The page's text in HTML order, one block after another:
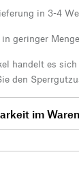
in 3-4
geringer
handelt es
den
im